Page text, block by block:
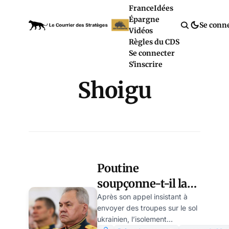
FranceIdées
Épargne
Vidéos
Règles du CDS
Se connecter
S'inscrire
Se
Shoigu
Poutine
soupçonne-t-il la
France d’être
impliquée dans
Après son appel insistant à
envoyer des troupes sur le sol
ukrainien, l’isolement